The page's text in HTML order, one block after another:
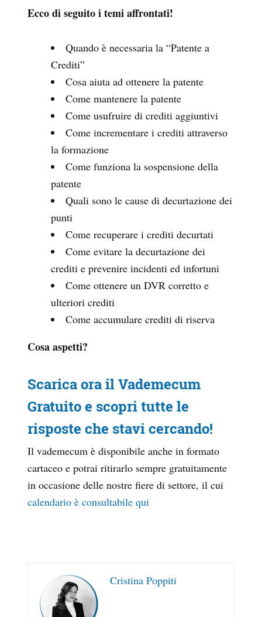
Ecco di seguito i temi affrontati!
Quando è necessaria la “Patente a
Crediti”
Cosa aiuta ad ottenere la patente
Come mantenere la patente
Come usufruire di crediti aggiuntivi
Come incrementare i crediti attraverso
la formazione
Come funziona la sospensione della
patente
Quali sono le cause di decurtazione dei
punti
Come recuperare i crediti decurtati
Come evitare la decurtazione dei
crediti e prevenire incidenti ed infortuni
Come ottenere un DVR corretto e
ulteriori crediti
Come accumulare crediti di riserva
Cosa aspetti?
Scarica ora il Vademecum
Gratuito e scopri tutte le
risposte che stavi cercando!
Il vademecum è disponibile anche in formato
cartaceo e potrai ritirarlo sempre gratuitamente
in occasione delle nostre fiere di settore, il cui
calendario è consultabile qui
Cristina Poppiti